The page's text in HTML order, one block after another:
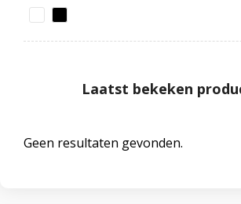
Laatst bekeken
Geen resultaten gevonden.